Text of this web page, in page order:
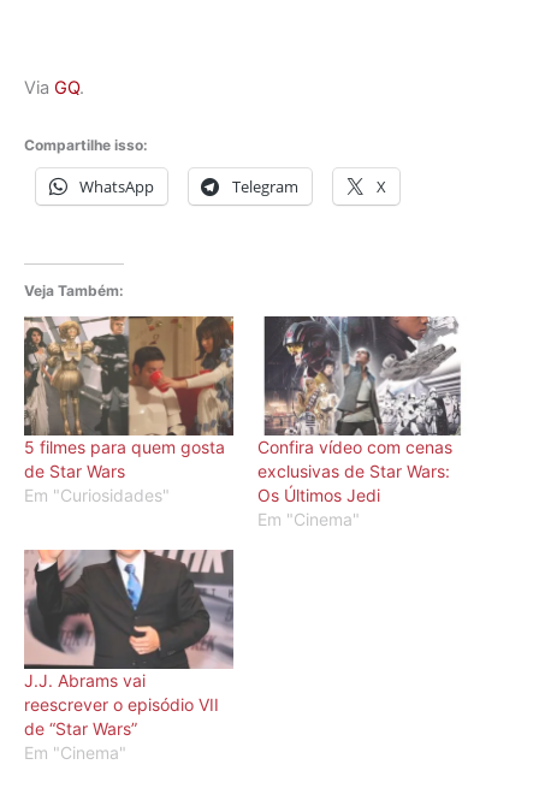
Via GQ.
Compartilhe isso:
WhatsApp Telegram X
Veja Também:
5 filmes para quem gosta
de Star Wars
Em "Curiosidades"
Confira vídeo com cenas
exclusivas de Star Wars:
Os Últimos Jedi
Em "Cinema"
J.J. Abrams vai
reescrever o episódio VII
de “Star Wars”
Em "Cinema"